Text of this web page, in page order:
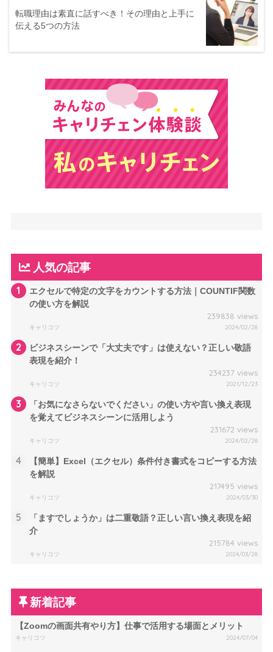
転職理由は素直に話すべき！その理由と上手に
伝える5つの方法
人気の記事
1
エクセルで特定の文字をカウントする方法｜COUNTIF関数
の使い方を解説
239838 views
キャリコツ 2024/02/28
2
ビジネスシーンで「大丈夫です」は使えない？正しい敬語
表現を紹介！
234237 views
キャリコツ 2021/12/23
3
「お気になさらないでください」の使い方や言い換え表現
を覚えてビジネスシーンに活用しよう
231672 views
キャリコツ 2024/02/28
4
【簡単】Excel（エクセル）条件付き書式をコピーする方法
を解説
217495 views
キャリコツ 2024/03/30
5
「ますでしょうか」は二重敬語？正しい言い換え表現を紹
介
215784 views
キャリコツ 2024/03/28
新着記事
【Zoomの画面共有やり方】仕事で活用する場面とメリット
キャリコツ 2024/07/04